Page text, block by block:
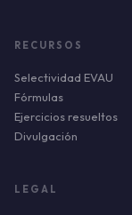
RECURSOS
Selectividad EVAU
Fórmulas
Ejercicios resueltos
Divulgación
LEGAL